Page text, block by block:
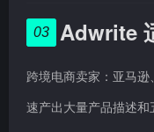
03 Adwrite
跨境电商卖家：亚马
速产出大量产品描述和